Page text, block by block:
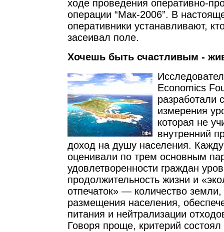
ходе проведения оперативно-
операции “Мак-2006”. В
оперативники устанавливают,
засеивал поле.
Хочешь быть счастливым -
Economics
разработали
измерения
которая не
внутренний
доход на душу населения.
оценивали по трем основным
удовлетворенности граждан
продолжительность жизни и
отпечаток» — количество
размещения населения,
питания и нейтрализации
Говоря проще, критерий